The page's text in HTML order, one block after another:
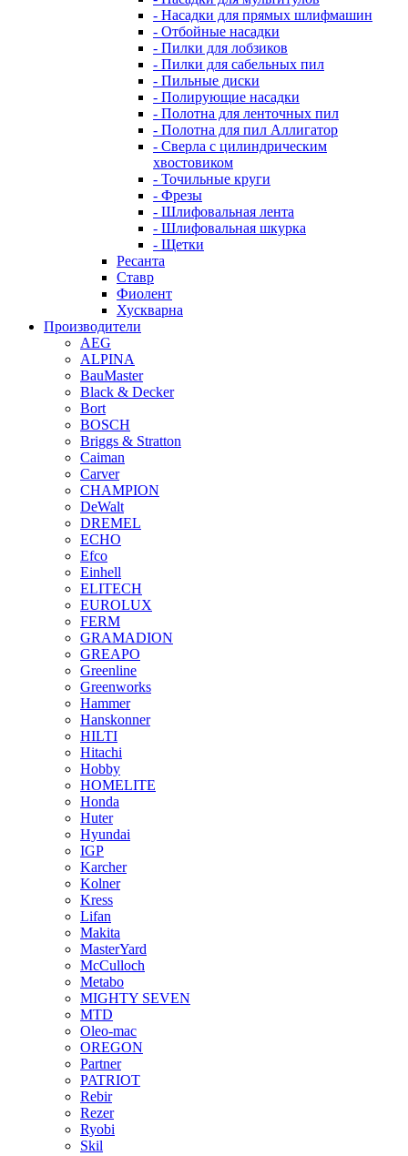
- Насадки для прямых шлифмашин
- Отбойные насадки
- Пилки для лобзиков
- Пилки для сабельных пил
- Пильные диски
- Полирующие насадки
- Полотна для ленточных пил
- Полотна для пил Аллигатор
- Сверла с цилиндрическим
хвостовиком
- Точильные круги
- Фрезы
- Шлифовальная лента
- Шлифовальная шкурка
- Щетки
Ресанта
Ставр
Фиолент
Хускварна
Производители
AEG
ALPINA
BauMaster
Black & Decker
Bort
BOSCH
Briggs & Stratton
Caiman
Carver
CHAMPION
DeWalt
DREMEL
ECHO
Efco
Einhell
ELITECH
EUROLUX
FERM
GRAMADION
GREAPO
Greenline
Greenworks
Hammer
Hanskonner
HILTI
Hitachi
Hobby
HOMELITE
Honda
Huter
Hyundai
IGP
Karcher
Kolner
Kress
Lifan
Makita
MasterYard
McCulloch
Metabo
MIGHTY SEVEN
MTD
Oleo-mac
OREGON
Partner
PATRIOT
Rebir
Rezer
Ryobi
Skil